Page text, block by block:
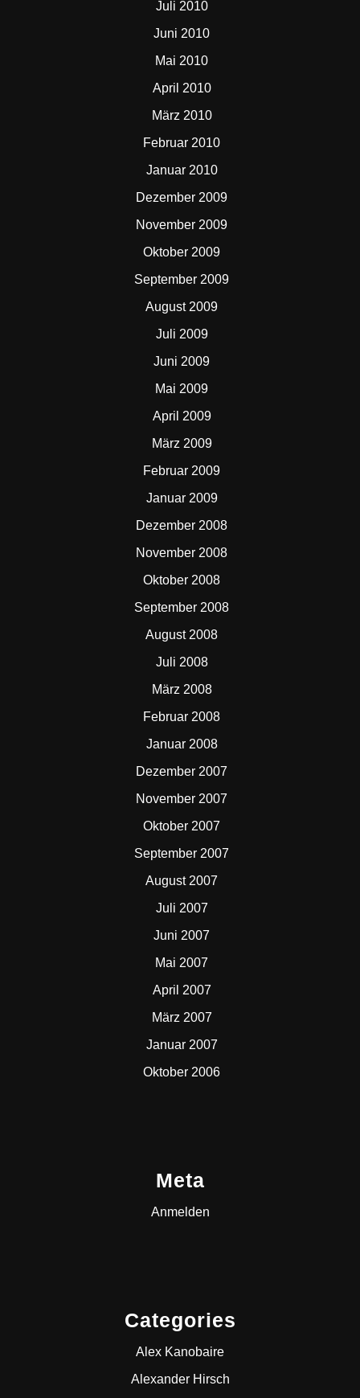
Juli 2010
Juni 2010
Mai 2010
April 2010
März 2010
Februar 2010
Januar 2010
Dezember 2009
November 2009
Oktober 2009
September 2009
August 2009
Juli 2009
Juni 2009
Mai 2009
April 2009
März 2009
Februar 2009
Januar 2009
Dezember 2008
November 2008
Oktober 2008
September 2008
August 2008
Juli 2008
März 2008
Februar 2008
Januar 2008
Dezember 2007
November 2007
Oktober 2007
September 2007
August 2007
Juli 2007
Juni 2007
Mai 2007
April 2007
März 2007
Januar 2007
Oktober 2006
Meta
Anmelden
Categories
Alex Kanobaire
Alexander Hirsch